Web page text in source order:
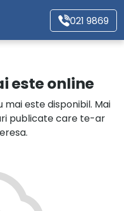
021 9869
este online
este disponibil. Mai
publicate care te-ar